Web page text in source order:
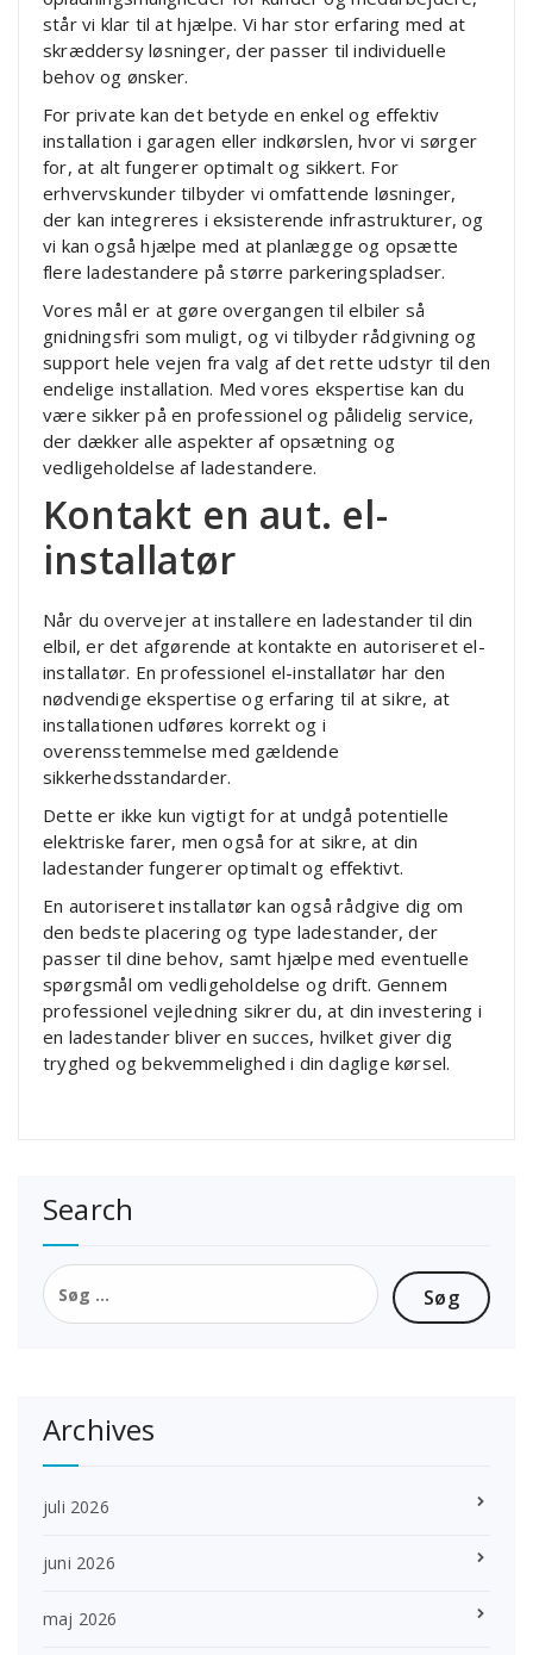
står vi klar til at hjælpe. Vi har stor erfaring med at
skræddersy løsninger, der passer til individuelle
behov og ønsker.
For private kan det betyde en enkel og effektiv
installation i garagen eller indkørslen, hvor vi sørger
for, at alt fungerer optimalt og sikkert. For
erhvervskunder tilbyder vi omfattende løsninger,
der kan integreres i eksisterende infrastrukturer, og
vi kan også hjælpe med at planlægge og opsætte
flere ladestandere på større parkeringspladser.
Vores mål er at gøre overgangen til elbiler så
gnidningsfri som muligt, og vi tilbyder rådgivning og
support hele vejen fra valg af det rette udstyr til den
endelige installation. Med vores ekspertise kan du
være sikker på en professionel og pålidelig service,
der dækker alle aspekter af opsætning og
vedligeholdelse af ladestandere.
Kontakt en aut. el-
installatør
Når du overvejer at installere en ladestander til din
elbil, er det afgørende at kontakte en autoriseret el-
installatør. En professionel el-installatør har den
nødvendige ekspertise og erfaring til at sikre, at
installationen udføres korrekt og i
overensstemmelse med gældende
sikkerhedsstandarder.
Dette er ikke kun vigtigt for at undgå potentielle
elektriske farer, men også for at sikre, at din
ladestander fungerer optimalt og effektivt.
En autoriseret installatør kan også rådgive dig om
den bedste placering og type ladestander, der
passer til dine behov, samt hjælpe med eventuelle
spørgsmål om vedligeholdelse og drift. Gennem
professionel vejledning sikrer du, at din investering i
en ladestander bliver en succes, hvilket giver dig
tryghed og bekvemmelighed i din daglige kørsel.
Search
Søg
efter:
Archives
juli 2026
juni 2026
maj 2026